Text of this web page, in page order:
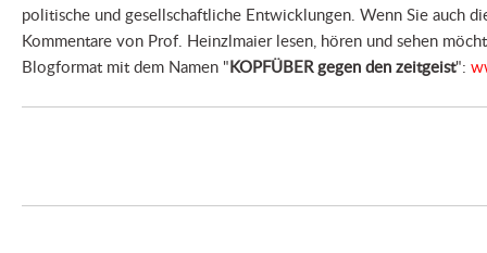
politische und gesellschaftliche Entwicklungen. Wenn Sie auch
Kommentare von Prof. Heinzlmaier lesen, hören und sehen
Blogformat mit dem Namen "KOPFÜBER gegen den zeitgeist":